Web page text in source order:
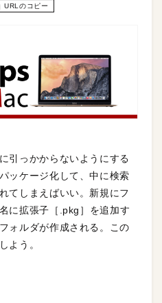
URLのコピー
引っかからないようにする
ッケージ化して、中に検索
てしまえばいい。新規にフ
に拡張子［.pkg］を追加す
ォルダが作成される。この
よう。